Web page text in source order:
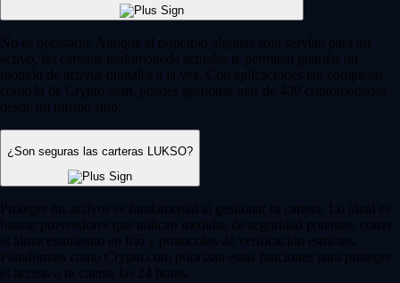
No es necesario. Aunque al principio algunas solo servían para un
activo, las carteras multimoneda actuales te permiten guardar un
montón de activos digitales a la vez. Con aplicaciones tan completas
como la de Crypto.com, puedes gestionar más de 400 criptomonedas
desde un mismo sitio.
¿Son seguras las carteras LUKSO?
Proteger tus activos es fundamental al gestionar tu cartera. Lo ideal es
buscar proveedores que utilicen medidas de seguridad potentes, como
el almacenamiento en frío y protocolos de verificación estrictos.
Plataformas como Crypto.com priorizan estas funciones para proteger
el acceso a tu cuenta las 24 horas.